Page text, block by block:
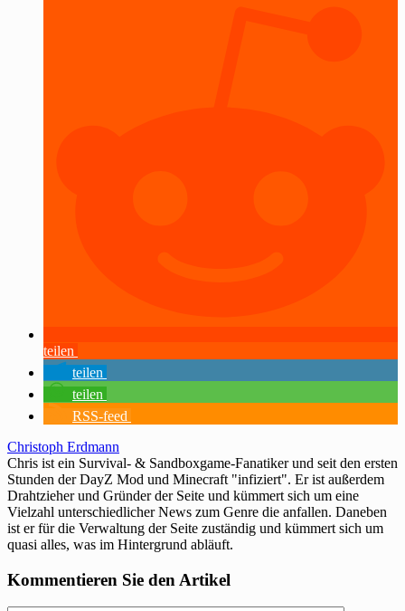
teilen
teilen
teilen
RSS-feed
Christoph Erdmann
Chris ist ein Survival- & Sandboxgame-Fanatiker und seit den ersten
Stunden der DayZ Mod und Minecraft "infiziert". Er ist außerdem
Drahtzieher und Gründer der Seite und kümmert sich um eine
Vielzahl unterschiedlicher News zum Genre die anfallen. Daneben
ist er für die Verwaltung der Seite zuständig und kümmert sich um
quasi alles, was im Hintergrund abläuft.
Kommentieren Sie den Artikel